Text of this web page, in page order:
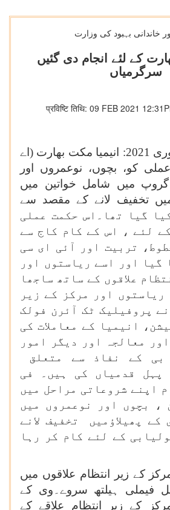
خاندانی بہبود کی وزارت
کے لئے انجام دی گئیں
سرگرمیاں
प्रविष्टि तिथि: 09 FEB 2021
نئی دہلی، 09 فروری 2021: انیمیا مکت بھارت (اے
کو، بچوں، نوعمروں اور
میں شامل خواتین میں
میں تخفیف لانے کے مقصد سے
کیا گیا تھا۔اس حکمت عملی
لئے ، اس کے کام کاج سے
تربیت اور آئی ای سی
گیا اور اسے ریاستوں اور
علاقوں کے ساتھ ساجھا
ریاستوں اور مرکز کے زیر
پروفیلیک ٹک آئرن فولک
انیمیا کے معاملات کی
معالجہ اور دیگر امور
بی کے نفاذ سے متعلق
قدمیاں کی ہیں۔ فی
اپنے شروعاتی مراحل میں
، بچوں اور نوعمروں میں
کے پھیلاؤمیں تخفیف لانے
کے لئے کام کر رہا
مرکز کے زیر انتظام علاقوں میں
فیملی ہیلتھ سروے۔وی کے
کے زیر انتظام علاقے کے